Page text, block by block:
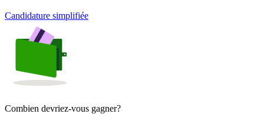
Candidature simplifiée
Combien devriez-vous gagner?